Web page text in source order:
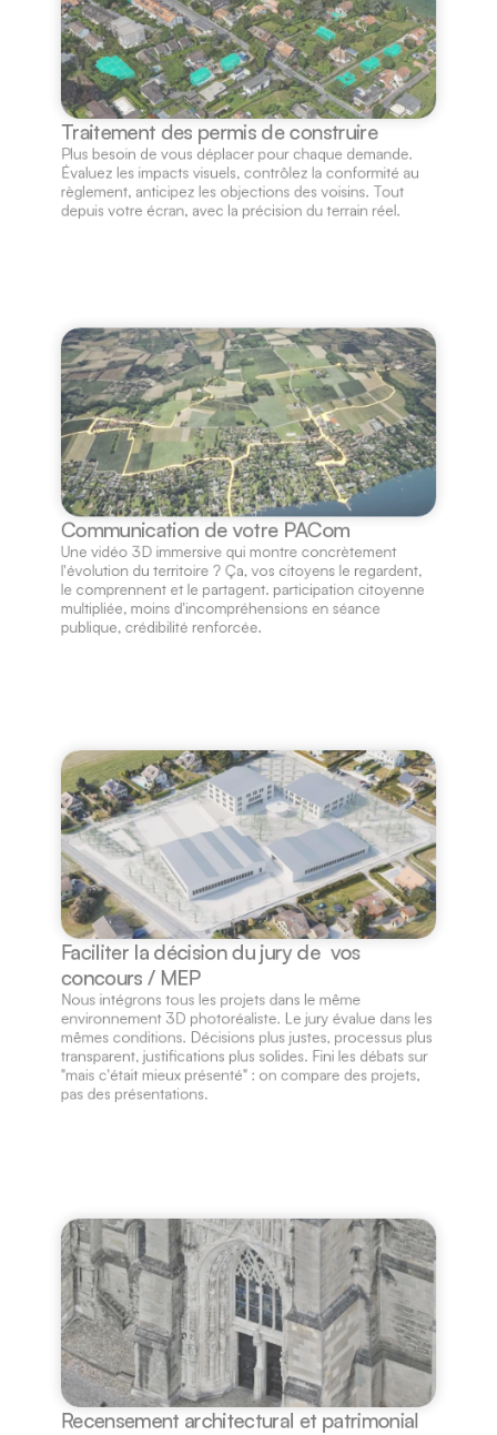
Traitement des permis de construire
Plus besoin de vous déplacer pour chaque demande.
Évaluez les impacts visuels, contrôlez la conformité au
règlement, anticipez les objections des voisins. Tout
depuis votre écran, avec la précision du terrain réel.
Communication de votre PACom
Une vidéo 3D immersive qui montre concrètement
l'évolution du territoire ? Ça, vos citoyens le regardent,
le comprennent et le partagent. participation citoyenne
multipliée, moins d'incompréhensions en séance
publique, crédibilité renforcée.
Faciliter la décision du jury de  vos
concours / MEP
Nous intégrons tous les projets dans le même
environnement 3D photoréaliste. Le jury évalue dans les
mêmes conditions. Décisions plus justes, processus plus
transparent, justifications plus solides. Fini les débats sur
"mais c'était mieux présenté" : on compare des projets,
pas des présentations.
Recensement architectural et patrimonial